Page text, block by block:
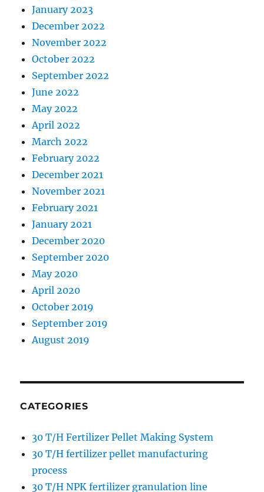
January 2023
December 2022
November 2022
October 2022
September 2022
June 2022
May 2022
April 2022
March 2022
February 2022
December 2021
November 2021
February 2021
January 2021
December 2020
September 2020
May 2020
April 2020
October 2019
September 2019
August 2019
CATEGORIES
30 T/H Fertilizer Pellet Making System
30 T/H fertilizer pellet manufacturing
process
30 T/H NPK fertilizer granulation line